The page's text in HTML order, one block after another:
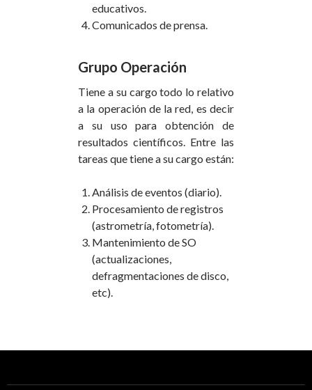
educativos.
Comunicados de prensa.
Grupo Operación
Tiene a su cargo todo lo relativo
a la operación de la red, es decir
a su uso para obtención de
resultados científicos. Entre las
tareas que tiene a su cargo están:
Análisis de eventos (diario).
Procesamiento de registros
(astrometría, fotometría).
Mantenimiento de SO
(actualizaciones,
defragmentaciones de disco,
etc).